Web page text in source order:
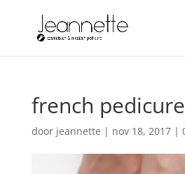
french
door jeannette | nov 18, 2017|